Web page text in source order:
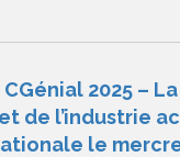
2025 –
de l’industrie
le